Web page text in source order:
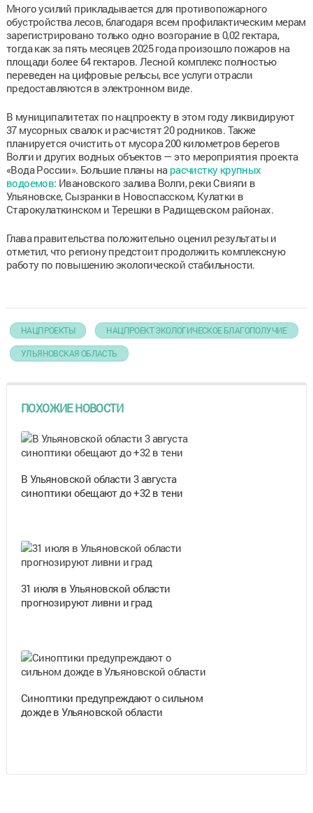
Много усилий прикладывается для противопожарного
обустройства лесов, благодаря всем профилактическим мерам
зарегистрировано только одно возгорание в 0,02 гектара,
тогда как за пять месяцев 2025 года произошло пожаров на
площади более 64 гектаров. Лесной комплекс полностью
переведен на цифровые рельсы, все услуги отрасли
предоставляются в электронном виде.
В муниципалитетах по нацпроекту в этом году ликвидируют
37 мусорных свалок и расчистят 20 родников. Также
планируется очистить от мусора 200 километров берегов
Волги и других водных объектов — это мероприятия проекта
«Вода России». Большие планы на расчистку крупных
водоемов: Ивановского залива Волги, реки Свияги в
Ульяновске, Сызранки в Новоспасском, Кулатки в
Старокулаткинском и Терешки в Радищевском районах.
Глава правительства положительно оценил результаты и
отметил, что региону предстоит продолжить комплексную
работу по повышению экологической стабильности.
НАЦПРОЕКТЫ НАЦПРОЕКТ ЭКОЛОГИЧЕСКОЕ БЛАГОПОЛУЧИЕ
УЛЬЯНОВСКАЯ ОБЛАСТЬ
ПОХОЖИЕ НОВОСТИ
В Ульяновской области 3 августа
синоптики обещают до +32 в тени
31 июля в Ульяновской области
прогнозируют ливни и град
Синоптики предупреждают о сильном
дожде в Ульяновской области